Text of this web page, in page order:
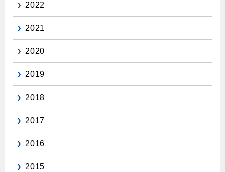
2022
2021
2020
2019
2018
2017
2016
2015